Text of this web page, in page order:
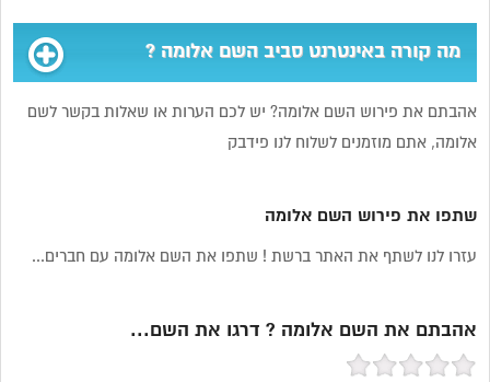
מה קורה באינטרנט סביב השם אלומה ?
אהבתם את פירוש השם אלומה? יש לכם הערות או שאלות בקשר לשם
אלומה, אתם מוזמנים לשלוח לנו פידבק
שתפו את פירוש השם אלומה
עזרו לנו לשתף את האתר ברשת ! שתפו את השם אלומה עם חברים...
אהבתם את השם אלומה ? דרגו את השם...